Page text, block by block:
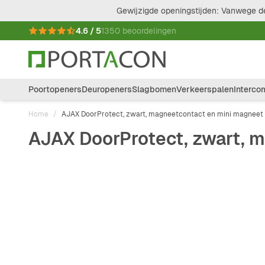
Gewijzigde openingstijden: Vanwege
4.6 / 51350 beoordelingen
PoortopenersDeuropenersSlagbomenVerkeerspalen
Home / AJAX DoorProtect, zwart, magneetcontact en mini magneet
AJAX DoorProtect, zwart,